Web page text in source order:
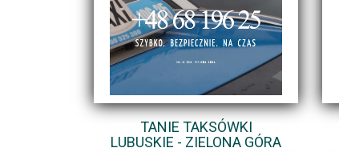
TANIE TAKSÓWKI
LUBUSKIE - ZIELONA GÓRA